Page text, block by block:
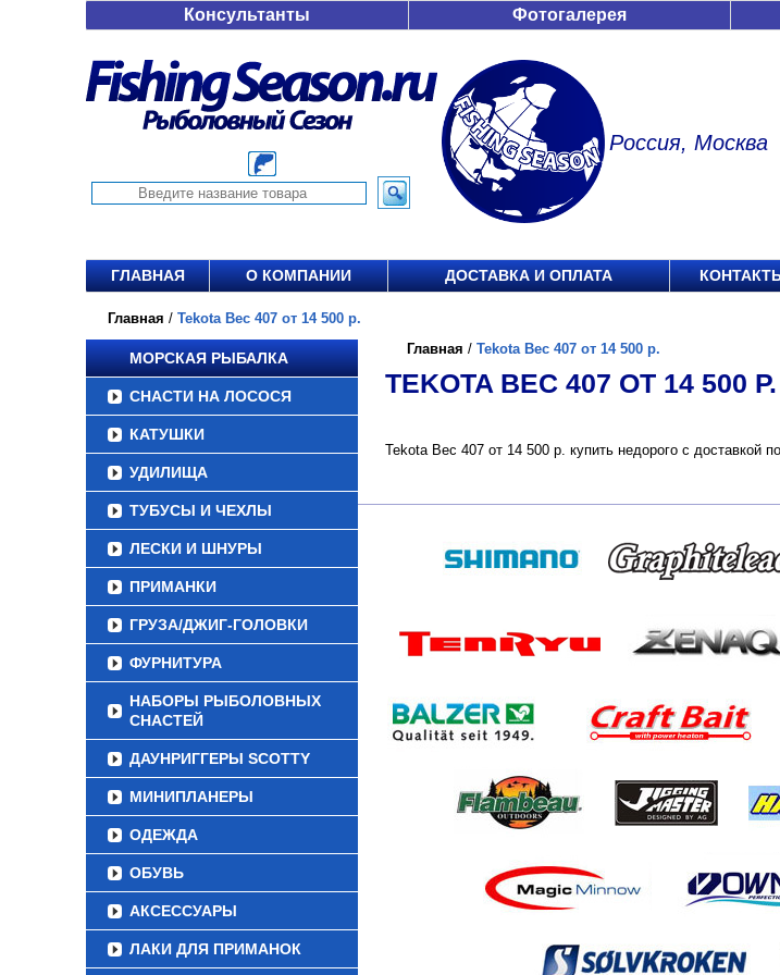
Консультанты Фотогалерея
Россия, Москва
ГЛАВНАЯ О КОМПАНИИ ДОСТАВКА И ОПЛАТА
Главная / Tekota Вес 407 от 14 500 р.
МОРСКАЯ РЫБАЛКА
СНАСТИ НА ЛОСОСЯ
КАТУШКИ
УДИЛИЩА
ТУБУСЫ И ЧЕХЛЫ
ЛЕСКИ И ШНУРЫ
ПРИМАНКИ
ГРУЗА/ДЖИГ-ГОЛОВКИ
ФУРНИТУРА
НАБОРЫ РЫБОЛОВНЫХ
СНАСТЕЙ
ДАУНРИГГЕРЫ SCOTTY
МИНИПЛАНЕРЫ
ОДЕЖДА
ОБУВЬ
АКСЕССУАРЫ
ЛАКИ ДЛЯ ПРИМАНОК
Главная / Tekota Вес 407 от 14 500 р.
TEKOTA ВЕС 407 ОТ 14 500 Р.
Tekota Вес 407 от 14 500 р. купить недорого с доставкой